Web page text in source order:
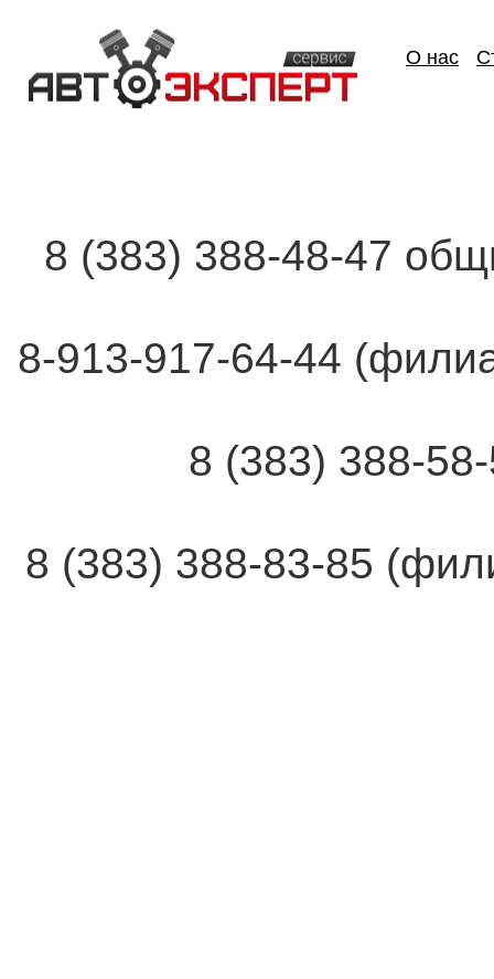
О нас
8 (383) 388-48-47
8-913-917-64-44
8 (383) 388-
8 (383) 388-83-85